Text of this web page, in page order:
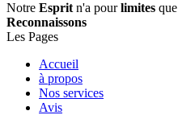
Notre Esprit n'a pourlimites que
Reconnaissons
Les Pages
Accueil
à propos
Nos services
Avis